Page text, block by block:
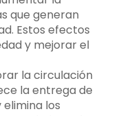
que generan
Estos efectos
y mejorar el
la circulación
la entrega de
los